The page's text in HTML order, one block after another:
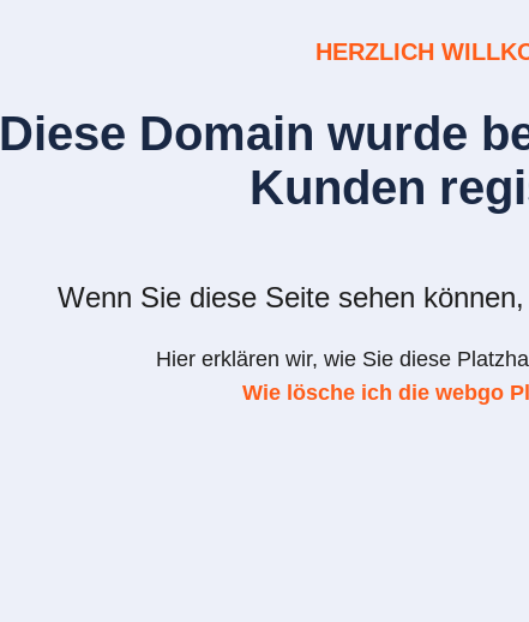
HERZLICH
Diese Domain wurde
Kunden
Wenn Sie diese Seite sehen
Hier erklären wir, wie Sie diese
Wie lösche ich die webgo